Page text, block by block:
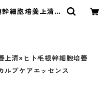
細胞培養上清×
上清×ヒト毛根幹細胞培養
ルプケアエッセンス